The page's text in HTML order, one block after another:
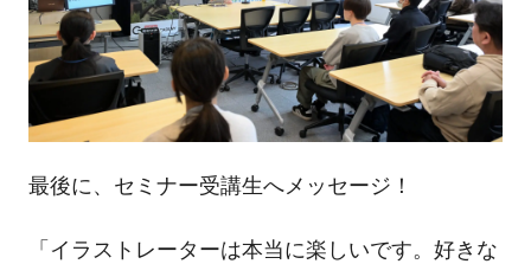
最後に、セミナー受講生へメッセージ！
「イラストレーターは本当に楽しいです。好きな